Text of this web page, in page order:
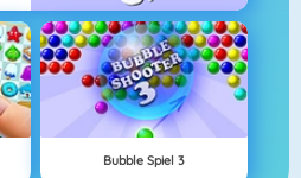
Bubble Spiel 3